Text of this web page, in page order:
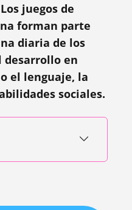
Los juegos de
forman parte
diaria de los
desarrollo en
el lenguaje, la
sociales.